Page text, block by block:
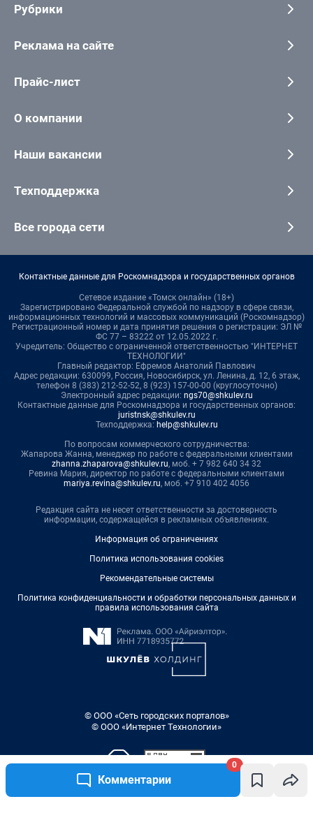
Комментарии
0
Рубрики
Реклама на сайте
Прайс-лист
О компании
Наши вакансии
Техподдержка
Все города сети
Контактные данные для Роскомнадзора и государственных органов
Сетевое издание «Томск онлайн» (18+)
Зарегистрировано Федеральной службой по надзору в сфере связи,
информационных технологий и массовых коммуникаций (Роскомнадзор)
Регистрационный номер и дата принятия решения о регистрации: ЭЛ №
ФС 77 – 83222 от 12.05.2022 г.
Учредитель: Общество с ограниченной ответственностью "ИНТЕРНЕТ
ТЕХНОЛОГИИ"
Главный редактор: Ефремов Анатолий Павлович
Адрес редакции: 630099, Россия, Новосибирск, ул. Ленина, д. 12, 6 этаж,
телефон 8 (383) 212-52-52, 8 (923) 157-00-00 (круглосуточно)
Электронный адрес редакции: ngs70@shkulev.ru
Контактные данные для Роскомнадзора и государственных органов:
juristnsk@shkulev.ru
Техподдержка: help@shkulev.ru
По вопросам коммерческого сотрудничества:
Жапарова Жанна, менеджер по работе с федеральными клиентами
zhanna.zhaparova@shkulev.ru, моб. + 7 982 640 34 32
Ревина Мария, директор по работе с федеральными клиентами
mariya.revina@shkulev.ru, моб. +7 910 402 4056
Редакция сайта не несет ответственности за достоверность
информации, содержащейся в рекламных объявлениях.
Информация об ограничениях
Политика использования cookies
Рекомендательные системы
Политика конфиденциальности и обработки персональных данных и
правила использования сайта
© ООО «Сеть городских порталов»
© ООО «Интернет Технологии»